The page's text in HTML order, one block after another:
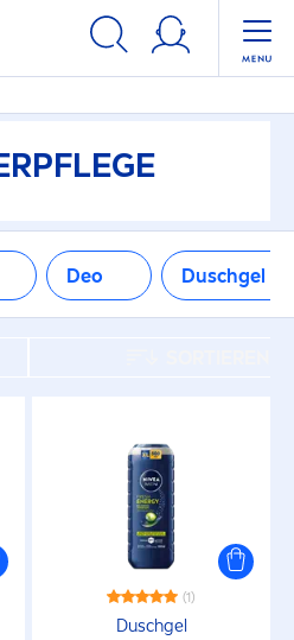
Deo Duschgel
(1)
Duschgel